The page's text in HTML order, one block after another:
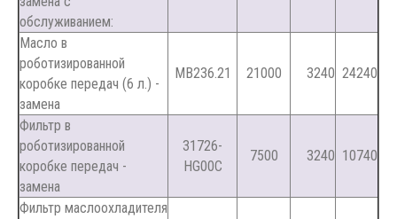
обслуживанием:
Масло в
роботизированной
коробке передач (6 л.) -
замена
MB236.21 21000 3240 24240
Фильтр в
роботизированной
коробке передач -
замена
31726-
HG00C
7500 3240 10740
Фильтр маслоохладителя